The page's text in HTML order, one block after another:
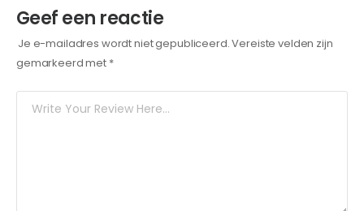
Geef een reactie
Je e-mailadres wordt niet gepubliceerd.Vereiste velden zijn
gemarkeerd met *